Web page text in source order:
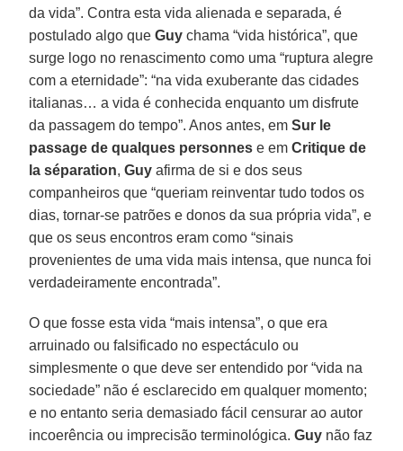
da vida”. Contra esta vida alienada e separada, é
postulado algo que Guy chama “vida histórica”, que
surge logo no renascimento como uma “ruptura alegre
com a eternidade”: “na vida exuberante das cidades
italianas… a vida é conhecida enquanto um disfrute
da passagem do tempo”. Anos antes, emSur le
passage de qualques personnes e emCritique de
la séparation,Guy afirma de si e dos seus
companheiros que “queriam reinventar tudo todos os
dias, tornar-se patrões e donos da sua própria vida”, e
que os seus encontros eram como “sinais
provenientes de uma vida mais intensa, que nunca foi
verdadeiramente encontrada”.
O que fosse esta vida “mais intensa”, o que era
arruinado ou falsificado no espectáculo ou
simplesmente o que deve ser entendido por “vida na
sociedade” não é esclarecido em qualquer momento;
e no entanto seria demasiado fácil censurar ao autor
incoerência ou imprecisão terminológica.Guy não faz